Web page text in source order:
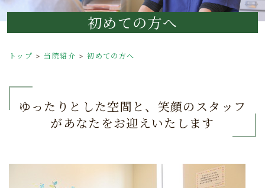
初めての方へ
トップ 当院紹介 初めての方へ
ゆったりとした空間と、笑顔のスタッフ
があなたをお迎えいたします